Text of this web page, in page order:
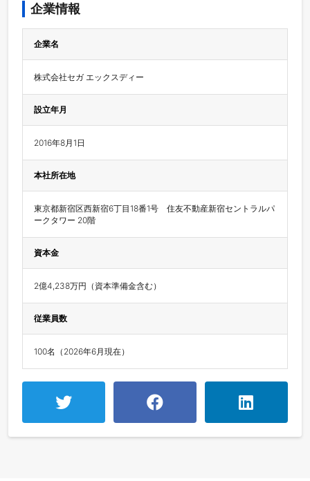
企業情報
企業名
株式会社セガ エックスディー
設立年月
2016年8月1日
本社所在地
東京都新宿区西新宿6丁目18番1号　住友不動産新宿セントラルパ
ークタワー 20階
資本金
2億4,238万円（資本準備金含む）
従業員数
100名（2026年6月現在）